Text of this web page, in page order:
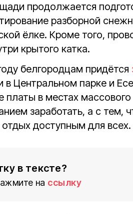
продолжается
разборной
ёлке. Кроме того,
крытого катка.
белгородцам придётся
Центральном парке и
платы в местах
заработать, а с тем,
доступным для всех.
в тексте?
на ссылку